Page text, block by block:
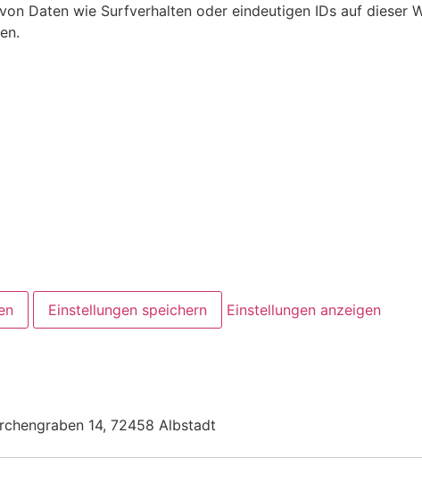
Daten wie Surfverhalten oder eindeutigen IDs auf dieser
Einstellungen speichern Einstellungen anzeigen
14, 72458 Albstadt